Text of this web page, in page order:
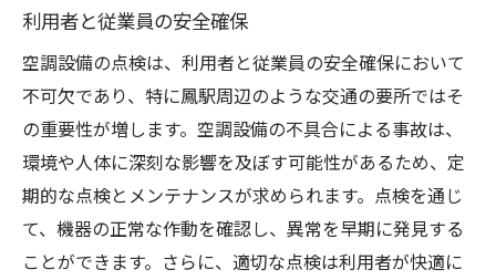
利用者と従業員の安全確保
空調設備の点検は、利用者と従業員の安全確保において
不可欠であり、特に鳳駅周辺のような交通の要所ではそ
の重要性が増します。空調設備の不具合による事故は、
環境や人体に深刻な影響を及ぼす可能性があるため、定
期的な点検とメンテナンスが求められます。点検を通じ
て、機器の正常な作動を確認し、異常を早期に発見する
ことができます。さらに、適切な点検は利用者が快適に